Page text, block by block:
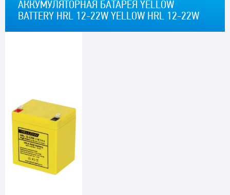
АККУМУЛЯТОРНАЯ БАТАРЕЯ YELLOW
BATTERY HRL 12-22W YELLOW HRL 12-22W